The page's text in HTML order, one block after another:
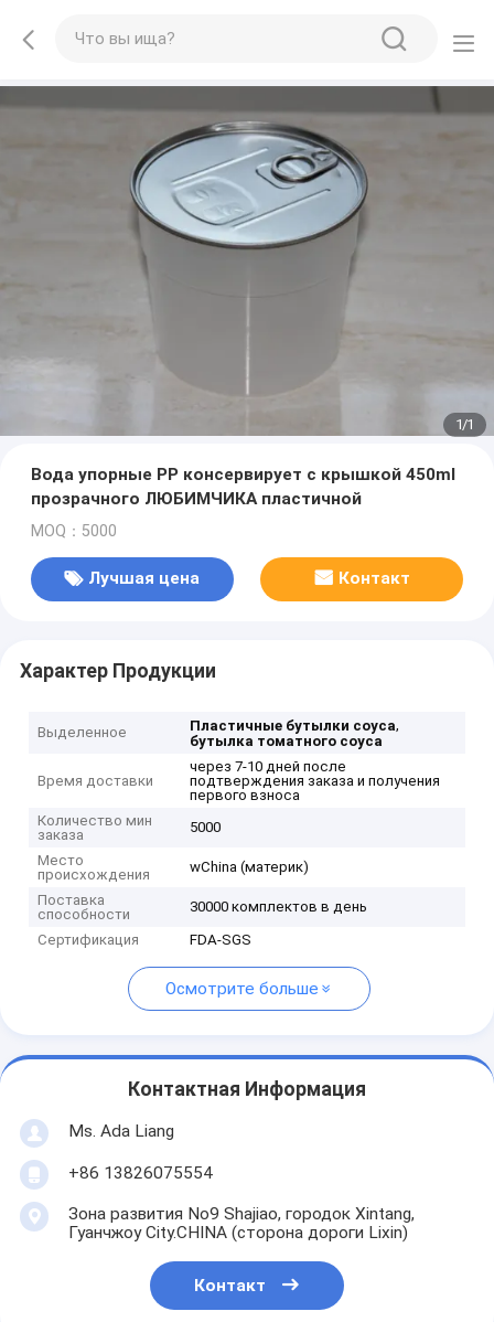
1/1
Вода упорные PP консервирует с крышкой 450ml
прозрачного ЛЮБИМЧИКА пластичной
MOQ：5000
Лучшая цена Контакт
Характер Продукции
Выделенное Пластичные бутылки соуса,
бутылка томатного соуса
Время доставки
через 7-10 дней после
подтверждения заказа и получения
первого взноса
Количество мин
заказа
5000
Место
происхождения
wChina (материк)
Поставка
способности
30000 комплектов в день
Сертификация
FDA-SGS
Осмотрите больше
Контактная Информация
Ms. Ada Liang
+86 13826075554
Зона развития No9 Shajiao, городок Xintang,
Гуанчжоу City.CHINA (сторона дороги Lixin)
Контакт